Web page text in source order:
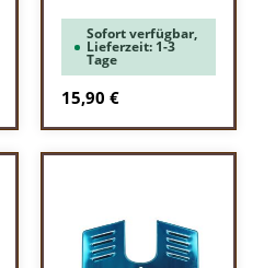
Sofort verfügbar,
Lieferzeit: 1-3
Tage
Regulärer Preis:
15,90 €